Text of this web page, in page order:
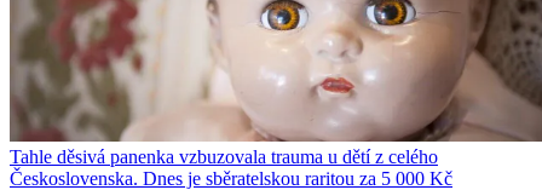
Tahle děsivá panenka vzbuzovala trauma u dětí z celého
Československa. Dnes je sběratelskou raritou za 5 000 Kč